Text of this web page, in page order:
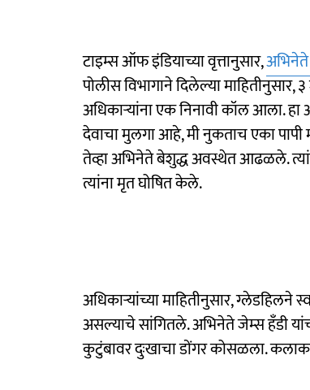
टाइम्स ऑफ इंडियाच्या वृत्तानुसार,
पोलीस विभागाने दिलेल्या
अधिकाऱ्यांना एक निनावी कॉल आला.
देवाचा मुलगा आहे, मी नुकताच एका
तेव्हा अभिनेते बेशुद्ध अवस्थेत आढळले.
त्यांना मृत घोषित केले.
अधिकाऱ्यांच्या माहितीनुसार,
असल्याचे सांगितले. अभिनेते जेम्स हँडी
कुटुंबावर दुःखाचा डोंगर कोसळला.